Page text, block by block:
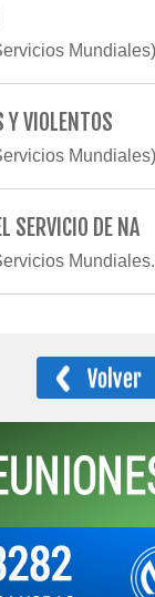
Mundiales)
Y VIOLENTOS
Mundiales)
SERVICIO DE NA